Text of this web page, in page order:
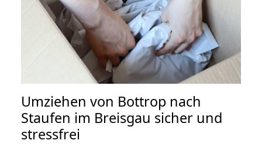
Umziehen von Bottrop nach
Staufen im Breisgau sicher und
stressfrei